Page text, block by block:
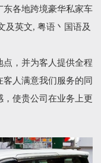
东各地跨境豪华私家车
及英文, 粤语丶国语及
，并为客人提供全程
人满意我们服务的同
使贵公司在业务上更